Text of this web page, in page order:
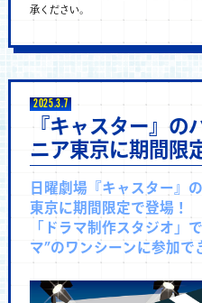
承ください。
2025.3.7
『キャスター』の
ニア東京に期間限
日曜劇場『キャスター』
東京に期間限定で登場！
「ドラマ制作スタジオ」
マ”のワンシーンに参加で